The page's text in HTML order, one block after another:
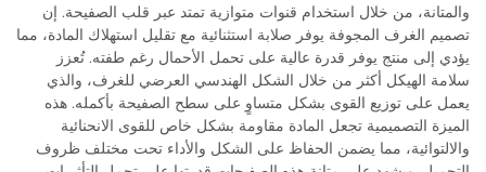
والمتانة، من خلال استخدام قنوات متوازية تمتد عبر قلب الصفيحة. إن
تصميم الغرف المجوفة يوفر صلابة استثنائية مع تقليل استهلاك المادة، مما
يؤدي إلى منتج يوفر قدرة عالية على تحمل الأحمال رغم طفته. تُعزز
سلامة الهيكل أكثر من خلال الشكل الهندسي العرضي للغرف، والذي
يعمل على توزيع القوى بشكل متساوٍ على سطح الصفيحة بأكمله. هذه
الميزة التصميمية تجعل المادة مقاومة بشكل خاص للقوى الانحنائية
والالتوائية، مما يضمن الحفاظ على الشكل والأداء تحت مختلف ظروف